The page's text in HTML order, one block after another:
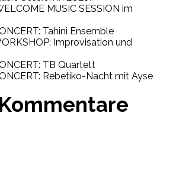
MUSIC SESSION im
Tahini Ensemble
Improvisation und
TB Quartett
Rebetiko-Nacht mit Ayse